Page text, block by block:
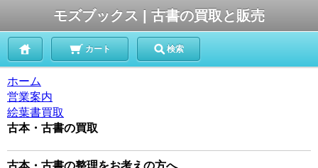
モズブックス | 古書の買取と販売
カート 検索
ホーム
営業案内
絵葉書買取
古本・古書の買取
古本・古書の整理をお考えの方へ